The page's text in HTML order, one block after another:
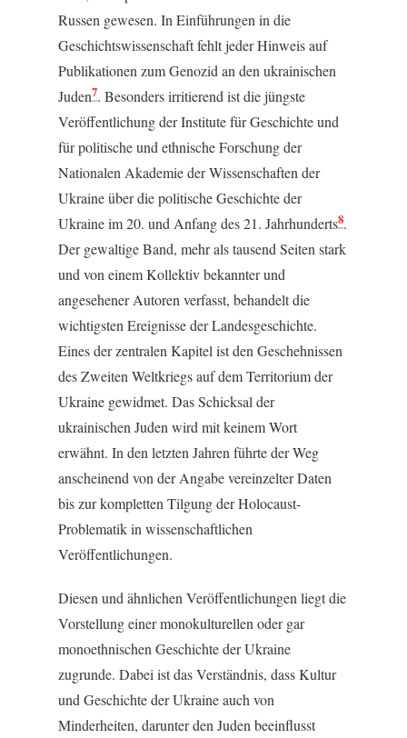
Russen gewesen. In Einführungen in die
Geschichtswissenschaft fehlt jeder Hinweis auf
Publikationen zum Genozid an den ukrainischen
Juden7. Besonders irritierend ist die jüngste
Veröffentlichung der Institute für Geschichte und
für politische und ethnische Forschung der
Nationalen Akademie der Wissenschaften der
Ukraine über die politische Geschichte der
Ukraine im 20. und Anfang des 21. Jahrhunderts8.
Der gewaltige Band, mehr als tausend Seiten stark
und von einem Kollektiv bekannter und
angesehener Autoren verfasst, behandelt die
wichtigsten Ereignisse der Landesgeschichte.
Eines der zentralen Kapitel ist den Geschehnissen
des Zweiten Weltkriegs auf dem Territorium der
Ukraine gewidmet. Das Schicksal der
ukrainischen Juden wird mit keinem Wort
erwähnt. In den letzten Jahren führte der Weg
anscheinend von der Angabe vereinzelter Daten
bis zur kompletten Tilgung der Holocaust-
Problematik in wissenschaftlichen
Veröffentlichungen.
Diesen und ähnlichen Veröffentlichungen liegt die
Vorstellung einer monokulturellen oder gar
monoethnischen Geschichte der Ukraine
zugrunde. Dabei ist das Verständnis, dass Kultur
und Geschichte der Ukraine auch von
Minderheiten, darunter den Juden beeinflusst